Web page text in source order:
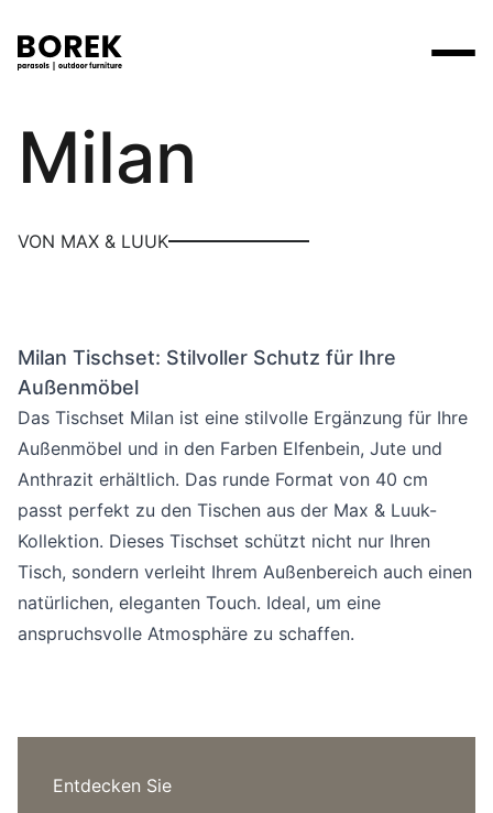
Produkte
Stühle
Andere
Kollektionen
Marken
Yoi
VerkaufsstellenSuche am Verkaufsort
Mehr
Contact
3D-Modelle
Arbeiten bei
Uber uns
Sprachwahl
Suchen
Max & Luuk
Milan
VON MAX & LUUK
Milan Tischset: Stilvoller Schutz für Ihre
Außenmöbel
Das Tischset Milan ist eine stilvolle Ergänzung für Ihre
Außenmöbel und in den Farben Elfenbein, Jute und
Anthrazit erhältlich. Das runde Format von 40 cm
passt perfekt zu den Tischen aus der Max & Luuk-
Kollektion. Dieses Tischset schützt nicht nur Ihren
Tisch, sondern verleiht Ihrem Außenbereich auch einen
natürlichen, eleganten Touch. Ideal, um eine
anspruchsvolle Atmosphäre zu schaffen.
Entdecken Sie